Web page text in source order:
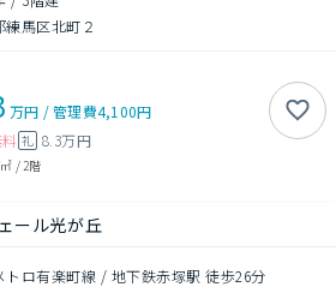
練馬区北町２
万円 /管理費4,100円
礼 8.3万円
/ 2階
ール光が丘
トロ有楽町線 / 地下鉄赤塚駅 徒歩26分